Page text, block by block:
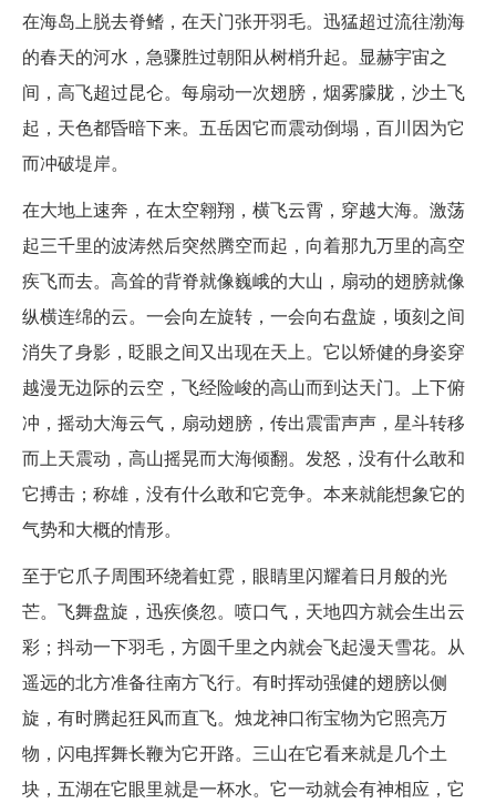
在海岛上脱去脊鳍，在天门张开羽毛。迅猛超过流往渤海
的春天的河水，急骤胜过朝阳从树梢升起。显赫宇宙之
间，高飞超过昆仑。每扇动一次翅膀，烟雾朦胧，沙土飞
起，天色都昏暗下来。五岳因它而震动倒塌，百川因为它
而冲破堤岸。
在大地上速奔，在太空翱翔，横飞云霄，穿越大海。激荡
起三千里的波涛然后突然腾空而起，向着那九万里的高空
疾飞而去。高耸的背脊就像巍峨的大山，扇动的翅膀就像
纵横连绵的云。一会向左旋转，一会向右盘旋，顷刻之间
消失了身影，眨眼之间又出现在天上。它以矫健的身姿穿
越漫无边际的云空，飞经险峻的高山而到达天门。上下俯
冲，摇动大海云气，扇动翅膀，传出震雷声声，星斗转移
而上天震动，高山摇晃而大海倾翻。发怒，没有什么敢和
它搏击；称雄，没有什么敢和它竞争。本来就能想象它的
气势和大概的情形。
至于它爪子周围环绕着虹霓，眼睛里闪耀着日月般的光
芒。飞舞盘旋，迅疾倏忽。喷口气，天地四方就会生出云
彩；抖动一下羽毛，方圆千里之内就会飞起漫天雪花。从
遥远的北方准备往南方飞行。有时挥动强健的翅膀以侧
旋，有时腾起狂风而直飞。烛龙神口衔宝物为它照亮万
物，闪电挥舞长鞭为它开路。三山在它看来就是几个土
块，五湖在它眼里就是一杯水。它一动就会有神相应，它